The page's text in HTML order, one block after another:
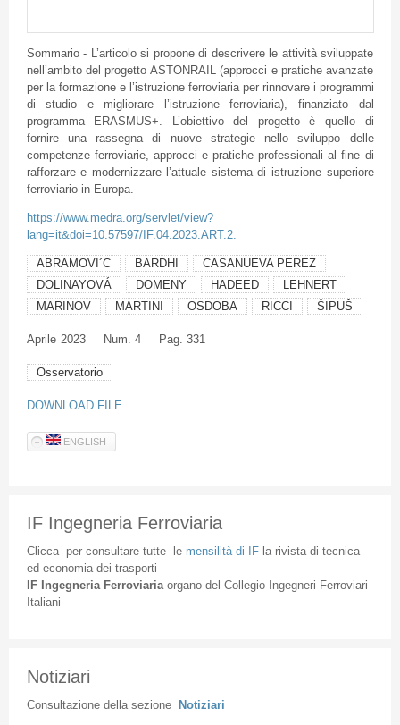
Sommario - L’articolo si propone di descrivere le attività sviluppate
nell’ambito del progetto ASTONRAIL (approcci e pratiche avanzate
per la formazione e l’istruzione ferroviaria per rinnovare i programmi
di studio e migliorare l’istruzione ferroviaria), finanziato dal
programma ERASMUS+. L’obiettivo del progetto è quello di
fornire una rassegna di nuove strategie nello sviluppo delle
competenze ferroviarie, approcci e pratiche professionali al fine di
rafforzare e modernizzare l’attuale sistema di istruzione superiore
ferroviario in Europa.
https://www.medra.org/servlet/view?
lang=it&doi=10.57597/IF.04.2023.ART.2.
ABRAMOVI´C BARDHI
CASANUEVA PEREZ
DOLINAYOVÁ
DOMENY HADEED
LEHNERT
MARINOV
MARTINI OSDOBA RICCI ŠIPUŠ
Aprile 2023 Num. 4 Pag. 331
Osservatorio
DOWNLOAD FILE
ENGLISH
IF Ingegneria Ferroviaria
Cliccaper consultare tuttele mensilità di IFla rivista di tecnica
ed economia dei trasporti
IF Ingegneria Ferroviaria organodel Collegio Ingegneri Ferroviari
Italiani
Notiziari
Consultazione della sezione Notiziari